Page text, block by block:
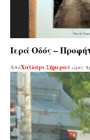
Ιερά Οδός –
ΑπόΧαϊδάρι Σήμερα4 ώρες